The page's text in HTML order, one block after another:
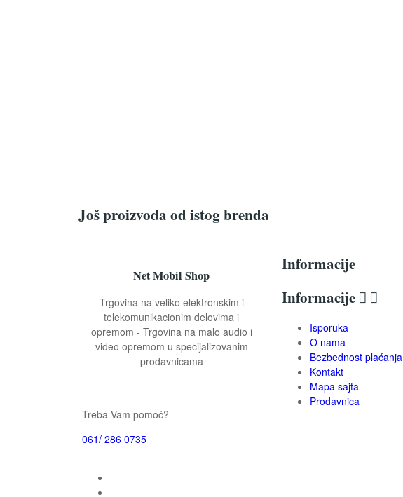
Još proizvoda od istog brenda
Net Mobil Shop
Trgovina na veliko elektronskim i
telekomunikacionim delovima i
opremom - Trgovina na malo audio i
video opremom u specijalizovanim
prodavnicama
Treba Vam pomoć?
061/ 286 0735
Informacije
Informacije  
Isporuka
O nama
Bezbednost plaćanja
Kontakt
Mapa sajta
Prodavnica